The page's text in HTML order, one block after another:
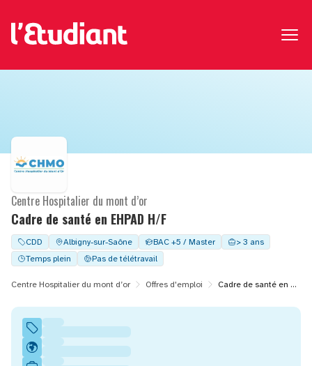
Cadre de santé en EHPAD H/F
Centre Hospitalier du mont d’or
CDD Albigny-sur-Saône BAC +5 / Master
> 3 ans
Temps plein
Pas de télétravail
Centre Hospitalier du mont d’or Offres d'emploi Cadre de santé en EHPAD H/F